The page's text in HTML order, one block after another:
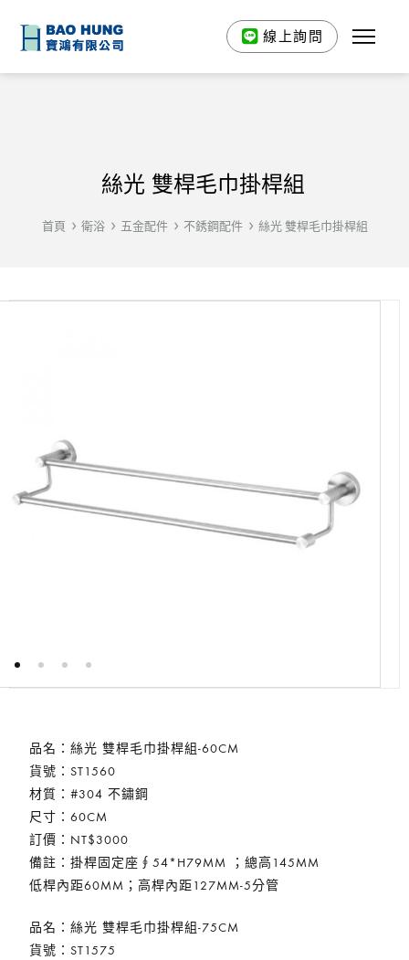
線上詢問
絲光 雙桿毛巾掛桿組
首頁 衛浴 五金配件 不銹鋼配件 絲光 雙桿毛巾掛桿組
品名：絲光 雙桿毛巾掛桿組-60CM
貨號：ST1560
材質：#304 不鏽鋼
尺寸：60CM
訂價：NT$3000
備註：掛桿固定座∮54*H79MM ；總高145MM
低桿內距60MM；高桿內距127MM-5分管
品名：絲光 雙桿毛巾掛桿組-75CM
貨號：ST1575